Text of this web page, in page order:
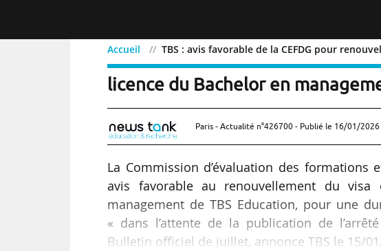
Accueil TBS : avis favorable de la CEFDG pour
TBS : avis favorable de la
licence du Bachelor en
Paris - Actualité n°426700 - Publié le 16/01/2026
La Commission d’évaluation des formations
avis favorable au renouvellement du
management de TBS Education, pour une
« dans l’attente de la publication de
Bulletin officiel de juillet, annonce TBS le 15/